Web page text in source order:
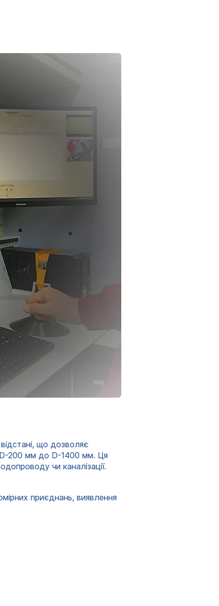
що дозволяє
D-200 мм до D-1400 мм. Ця
чи каналізації.
приєднань, виявлення